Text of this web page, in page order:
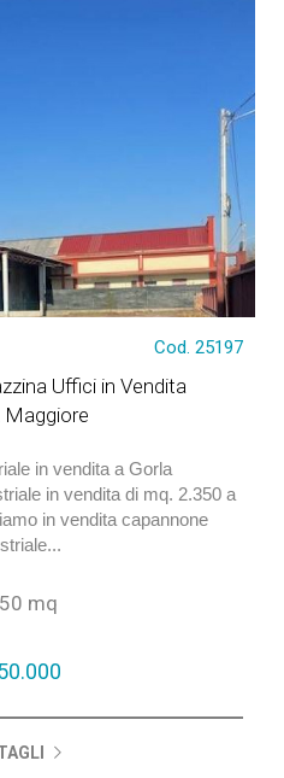
Cod. 25197
Uffici in Vendita
Maggiore
in vendita a Gorla
in vendita di mq. 2.350 a
in vendita capannone
mq